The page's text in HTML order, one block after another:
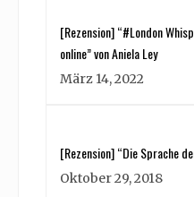
[Rezension] “#London
online” von Aniela Ley
März 14, 2022
[Rezension] “Die Sprache
Oktober 29, 2018